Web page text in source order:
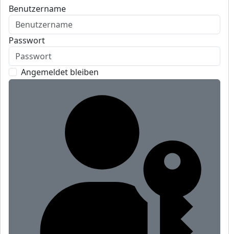
Benutzername
Passwort
Angemeldet bleiben